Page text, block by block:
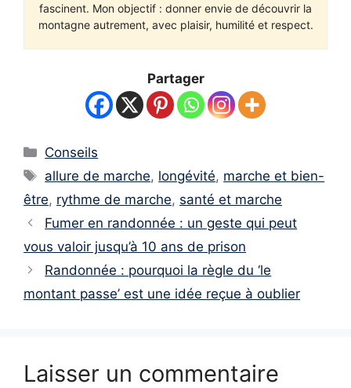
fascinent. Mon objectif : donner envie de découvrir la
montagne autrement, avec plaisir, humilité et respect.
Partager
Catégories
Conseils
Étiquettes
allure de marche, longévité, marche et bien-
être, rythme de marche, santé et marche
Fumer en randonnée : un geste qui peut
vous valoir jusqu’à 10 ans de prison
Randonnée : pourquoi la règle du ‘le
montant passe’ est une idée reçue à oublier
Laisser un commentaire